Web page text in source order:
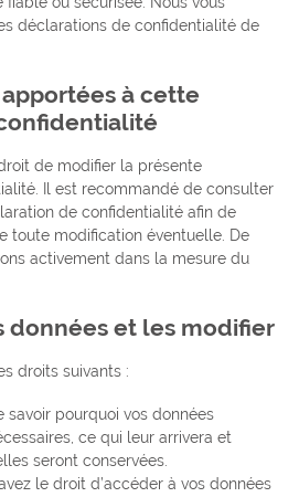
déclarations de confidentialité de
à cette
de modifier la présente
Il est recommandé de consulter
de confidentialité afin de
toute modification éventuelle. De
activement dans la mesure du
données et les modifier
droits suivants :
savoir pourquoi vos données
ce qui leur arrivera et
seront conservées.
le droit d’accéder à vos données